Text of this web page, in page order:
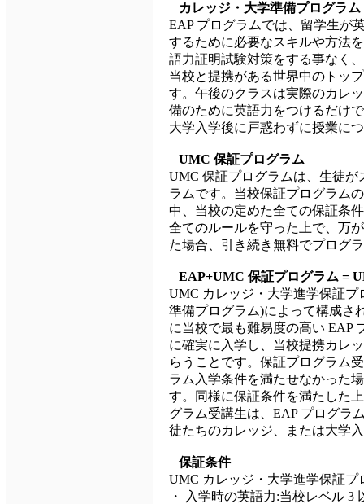
カレッジ・大学準備プログラム
EAP プログラムでは、留学生が
するために必要なスキルや方法
語力証明試験対策をする事なく
当校と提携がある世界中のトッ
す。午後のクラスは実際のカレ
備のために英語力をつけるだけ
大学入学後に戸惑わずに授業に
UMC 保証プログラム
UMC 保証プログラムは、生徒
ラムです。当校保証プログラム
中、当校の定めた全ての保証条
全てのルールを守った上で、万
た場合、引き続き無料でプログ
EAP+UMC 保証プログラム =
UMC カレッジ・大学進学保証プ
準備プログラム)によって構成さ
に当校で最も難易度の高い EAP
に確実に入学し、当校提携カレ
らうことです。保証プログラム
ラム入学条件を満たせなかった
す。同様に保証条件を満たした
グラム受講生は、EAP プログラ
徒たちのカレッジ、または大学
保証条件
UMC カレッジ・大学進学保証
・ 入学時の英語力:当校レベル 3